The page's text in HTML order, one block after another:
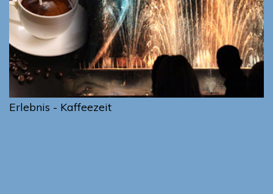
Erlebnis - Kaffeezeit